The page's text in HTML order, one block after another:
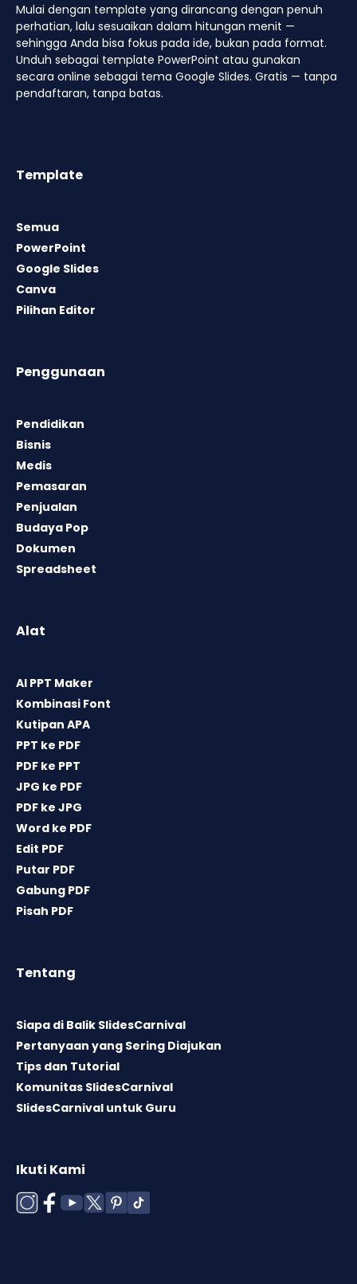
Mulai dengan template yang dirancang dengan penuh
perhatian, lalu sesuaikan dalam hitungan menit —
sehingga Anda bisa fokus pada ide, bukan pada format.
Unduh sebagai template PowerPoint atau gunakan
secara online sebagai tema Google Slides. Gratis — tanpa
pendaftaran, tanpa batas.
Template
Semua
PowerPoint
Google Slides
Canva
Pilihan Editor
Penggunaan
Pendidikan
Bisnis
Medis
Pemasaran
Penjualan
Budaya Pop
Dokumen
Spreadsheet
Alat
AI PPT Maker
Kombinasi Font
Kutipan APA
PPT ke PDF
PDF ke PPT
JPG ke PDF
PDF ke JPG
Word ke PDF
Edit PDF
Putar PDF
Gabung PDF
Pisah PDF
Tentang
Siapa di Balik SlidesCarnival
Pertanyaan yang Sering Diajukan
Tips dan Tutorial
Komunitas SlidesCarnival
SlidesCarnival untuk Guru
Ikuti Kami